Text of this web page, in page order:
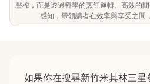
壓榨，而是透過科學的烹飪邏輯、高效的
感知，帶領讀者在效率與享受之間
如果你在搜尋新竹米其林三星